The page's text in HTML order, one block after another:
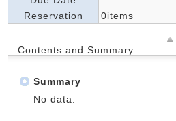
Reservation
0items
Contents and Summary
Summary
No data.